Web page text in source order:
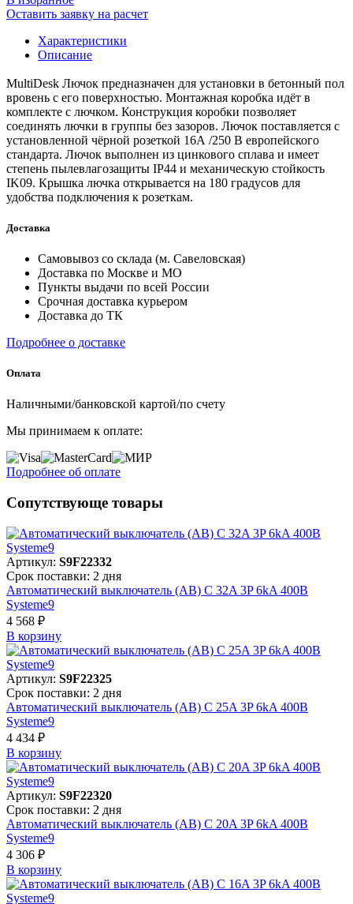
Оставить заявку на расчет
Характеристики
Описание
MultiDesk Лючок предназначен для установки в бетонный пол
вровень с его поверхностью. Монтажная коробка идёт в
комплекте с лючком. Конструкция коробки позволяет
соединять лючки в группы без зазоров. Лючок поставляется с
установленной чёрной розеткой 16А /250 В европейского
стандарта. Лючок выполнен из цинкового сплава и имеет
степень пылевлагозащиты IP44 и механическую стойкость
IK09. Крышка лючка открывается на 180 градусов для
удобства подключения к розеткам.
Доставка
Самовывоз со склада (м. Савеловская)
Доставка по Москве и МО
Пункты выдачи по всей России
Срочная доставка курьером
Доставка до ТК
Подробнее о доставке
Оплата
Наличными/банковской картой/по счету
Мы принимаем к оплате:
Подробнее об оплате
Сопутствующе товары
Артикул: S9F22332
Срок поставки: 2 дня
Автоматический выключатель (АВ) C 32A 3P 6kA 400В
Systeme9
4 568 ₽
В корзинy
Артикул: S9F22325
Срок поставки: 2 дня
Автоматический выключатель (АВ) C 25A 3P 6kA 400В
Systeme9
4 434 ₽
В корзинy
Артикул: S9F22320
Срок поставки: 2 дня
Автоматический выключатель (АВ) C 20A 3P 6kA 400В
Systeme9
4 306 ₽
В корзинy